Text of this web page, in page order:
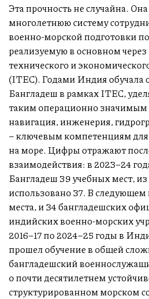
Эта прочность не случайна.
многолетнюю систему
военно-морской подготовки
реализуемую в основном
технического и
(ITEC). Годами Индия
Бангладеш в рамках ITEC,
таким операционно
навигация, инженерия,
– ключевым компетенциям
на море. Цифры отражают
взаимодействия: в 2023–24
Бангладеш 39 учебных мест,
использовано 37. В
места, и 34 бангладешских
индийских военно-морских
2016–17 по 2024–25 годы в
прошел обучение в общей
бангладешский
о почти десятилетнем
структурированном морском